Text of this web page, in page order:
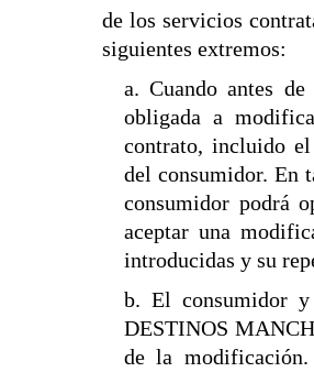
de los servicios
siguientes extremos:
a. Cuando antes
obligada a
contrato, incluido el
del consumidor. En
consumidor podrá
aceptar una
introducidas y su
b. El consumidor
DESTINOS
de la